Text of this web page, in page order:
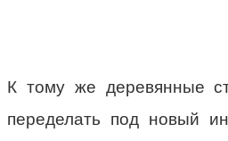
К тому же деревянные
переделать под новый